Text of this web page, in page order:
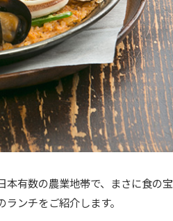
有数の農業地帯で、まさに食の宝
ンチをご紹介します。